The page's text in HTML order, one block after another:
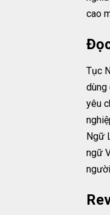
cao
Tục
dùng
yêu
Ngữ
ngữ